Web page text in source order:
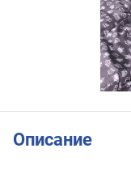
Описание